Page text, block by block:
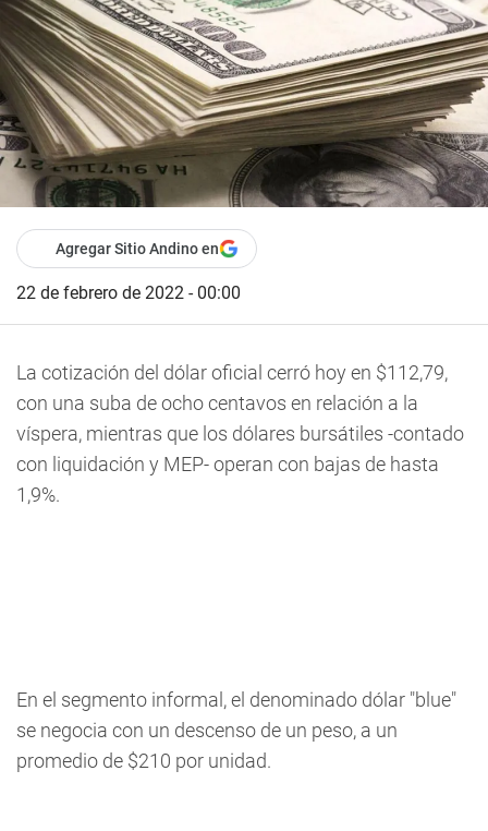
Agregar Sitio Andino en
22 de febrero de 2022 - 00:00
La cotización del dólar oficial cerró hoy en $112,79,
con una suba de ocho centavos en relación a la
víspera, mientras que los dólares bursátiles -contado
con liquidación y MEP- operan con bajas de hasta
1,9%.
En el segmento informal, el denominado dólar "blue"
se negocia con un descenso de un peso, a un
promedio de $210 por unidad.